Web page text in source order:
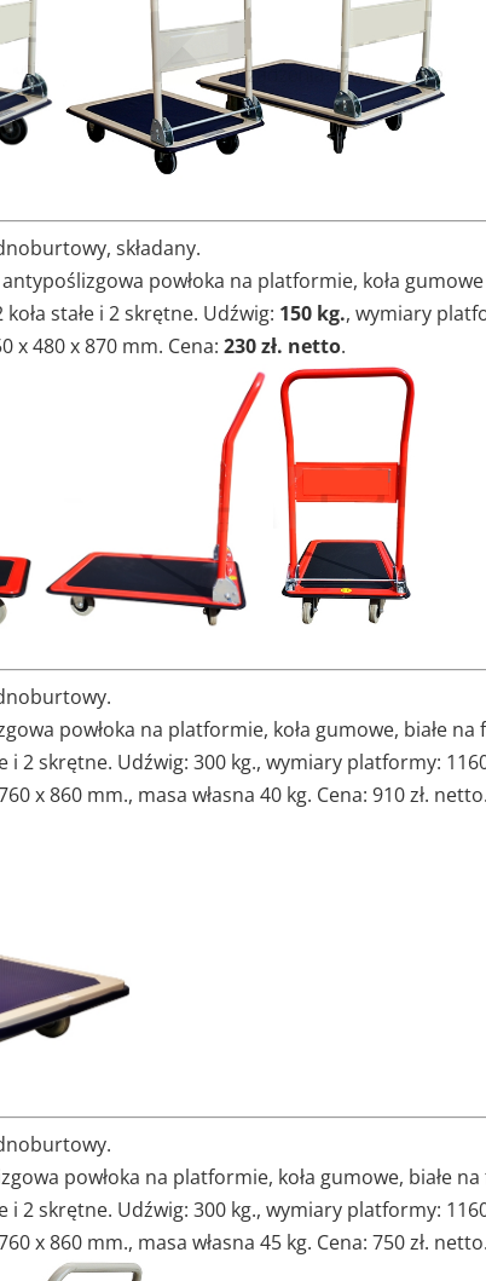
składany.
powłoka na platformie, koła
stałe i 2 skrętne. Udźwig: 150 kg., wymiary
x 480 x 870 mm. Cena: 230 zł. netto.
powłoka na platformie, koła gumowe, białe na
i 2 skrętne. Udźwig: 300 kg., wymiary platformy:
x 860 mm., masa własna 40 kg. Cena: 910 zł. netto.
powłoka na platformie, koła gumowe, białe na
i 2 skrętne. Udźwig: 300 kg., wymiary platformy:
x 860 mm., masa własna 45 kg. Cena: 750 zł. netto.